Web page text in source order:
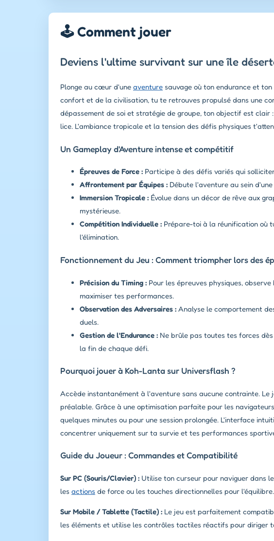
🕹️ Comment jouer
Deviens l'ultime survivant sur une île
Plonge au cœur d'une aventure sauvage où ton endurance et
confort et de la civilisation, tu te retrouves propulsé dans une
dépassement de soi et stratégie de groupe, ton objectif est
lice. L'ambiance tropicale et la tension des défis physiques
Un Gameplay d'Aventure intense et compétitif
Épreuves de Force : Participe à des défis variés qui
Affrontement par Équipes : Débute l'aventure au sein
Immersion Tropicale : Évolue dans un décor de rêve aux
mystérieuse.
Compétition Individuelle : Prépare-toi à la réunification où
l'élimination.
Fonctionnement du Jeu : Comment triompher lors des
Précision du Timing : Pour les épreuves physiques,
maximiser tes performances.
Observation des Adversaires : Analyse le comportement
duels.
Gestion de l'Endurance : Ne brûle pas toutes tes forces
la fin de chaque défi.
Pourquoi jouer à Koh-Lanta sur Universflash ?
Accède instantanément à l'aventure sans aucune contrainte.
préalable. Grâce à une optimisation parfaite pour les
quelques minutes ou pour une session prolongée. L'interface
concentrer uniquement sur ta survie et tes performances
Guide du Joueur : Commandes et Compatibilité
Sur PC (Souris/Clavier) : Utilise ton curseur pour naviguer dans
les actions de force ou les touches directionnelles pour l'équilibre.
Sur Mobile / Tablette (Tactile) : Le jeu est parfaitement
les éléments et utilise les contrôles tactiles réactifs pour diriger